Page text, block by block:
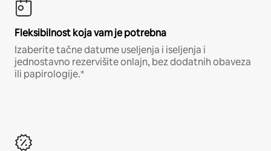
Fleksibilnost koja vam je potrebna
Izaberite tačne datume useljenja i iseljenja i
jednostavno rezervišite onlajn, bez dodatnih obaveza
ili papirologije.*